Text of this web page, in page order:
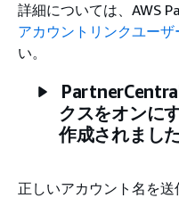
詳細については、AWS
アカウントリンクユーザ
い。
クスをオンに
作成されまし
正しいアカウント名を